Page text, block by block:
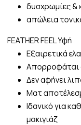
δυσχρωμίες &
απώλεια
FEATHER FEEL Υφή
Εξαιρετικά
Απορροφάται
Δεν αφήνει
Ματ
Ιδανικό για
μακιγιάζ